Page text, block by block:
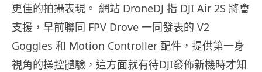
更佳的拍攝表現。 網站 DroneDJ 指 DJI Air 2S 將會
支援，早前聯同 FPV Drove 一同發表的 V2
Goggles 和 Motion Controller 配件，提供第一身
視角的操控體驗，這方面就有待DJI發佈新機時才知